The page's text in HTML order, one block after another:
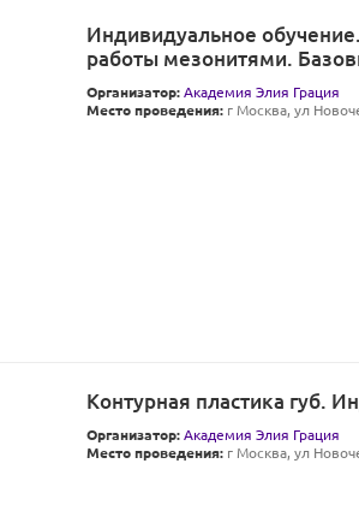
Индивидуальное
работы мезонитями.
Организатор: Академия Элия Грация
Место проведения: г Москва, ул
Контурная пластика губ.
Организатор: Академия Элия Грация
Место проведения: г Москва, ул